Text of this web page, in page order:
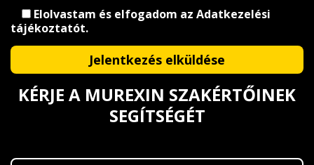
Elolvastam és elfogadom az Adatkezelési
tájékoztatót.
KÉRJE A MUREXIN SZAKÉRTŐINEK
SEGÍTSÉGÉT